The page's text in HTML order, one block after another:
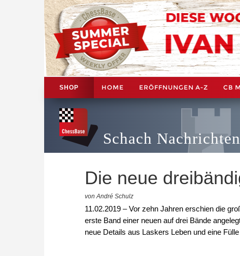
SHOP HOME ERÖFFNUNGEN A-Z CB
Schach Nachrichten
Die neue
von André Schulz
11.02.2019 – Vor zehn Jahren erschien die
erste Band einer neuen auf drei Bände
neue Details aus Laskers Leben und eine